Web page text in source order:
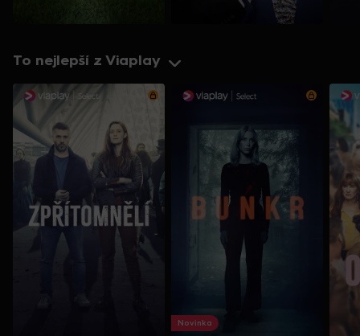
To nejlepší z Viaplay
Novinka